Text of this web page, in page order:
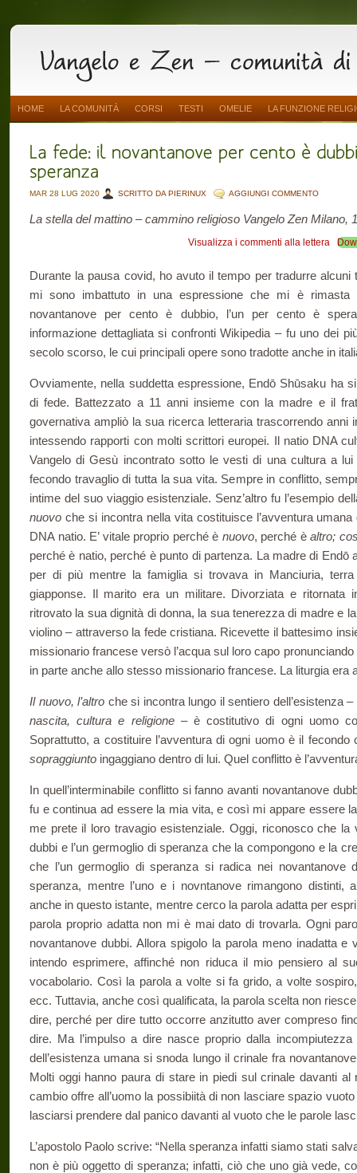
HOME LA COMUNITÀ CORSI TESTI OMELIE LA FUNZIONE
MAR 28 LUG 2020 SCRITTO DA PIERINUX AGGIUNGI COMMENTO
La stella del mattino – cammino religioso Vangelo Zen Milano,
Visualizza i commenti alla lettera
Durante la pausa covid, ho avuto il tempo per tradurre alcuni
mi sono imbattuto in una espressione che mi è rimasta
novantanove per cento è dubbio, l’un per cento è
informazione dettagliata si confronti Wikipedia – fu uno dei
secolo scorso, le cui principali opere sono tradotte anche in
Ovviamente, nella suddetta espressione, Endō Shūsaku ha
di fede. Battezzato a 11 anni insieme con la madre e il
governativa ampliò la sua ricerca letteraria trascorrendo anni
intessendo rapporti con molti scrittori europei. Il natio DNA
Vangelo di Gesù incontrato sotto le vesti di una cultura a
fecondo travaglio di tutta la sua vita. Sempre in conflitto,
intime del suo viaggio esistenziale. Senz’altro fu l’esempio
nuovo che si incontra nella vita costituisce l’avventura
DNA natio. E’ vitale proprio perché è nuovo, perché è altro;
perché è natio, perché è punto di partenza. La madre di Endō
per di più mentre la famiglia si trovava in Manciuria,
giapponse. Il marito era un militare. Divorziata e ritornata
ritrovato la sua dignità di donna, la sua tenerezza di madre e
violino – attraverso la fede cristiana. Ricevette il battesimo
missionario francese versò l’acqua sul loro capo
in parte anche allo stesso missionario francese. La liturgia era
Il nuovo, l’altro che si incontra lungo il sentiero dell’esistenza
nascita, cultura e religione – è costitutivo di ogni uomo
Soprattutto, a costituire l’avventura di ogni uomo è il
sopraggiunto ingaggiano dentro di lui. Quel conflitto è
In quell’interminabile conflitto si fanno avanti novantanove
fu e continua ad essere la mia vita, e così mi appare essere
me prete il loro travagio esistenziale. Oggi, riconosco che la
dubbi e l’un germoglio di speranza che la compongono e la
che l’un germoglio di speranza si radica nei novantanove
speranza, mentre l’uno e i novntanove rimangono distinti,
anche in questo istante, mentre cerco la parola adatta per
parola proprio adatta non mi è mai dato di trovarla. Ogni
novantanove dubbi. Allora spigolo la parola meno inadatta
intendo esprimere, affinché non riduca il mio pensiero al
vocabolario. Così la parola a volte si fa grido, a volte
ecc. Tuttavia, anche così qualificata, la parola scelta non
dire, perché per dire tutto occorre anzitutto aver compreso
dire. Ma l’impulso a dire nasce proprio dalla
dell’esistenza umana si snoda lungo il crinale fra
Molti oggi hanno paura di stare in piedi sul crinale davanti al
cambio offre all’uomo la possibiità di non lasciare spazio
lasciarsi prendere dal panico davanti al vuoto che le parole
L’apostolo Paolo scrive: “Nella speranza infatti siamo stati
non è più oggetto di speranza; infatti, ciò che uno già vede,